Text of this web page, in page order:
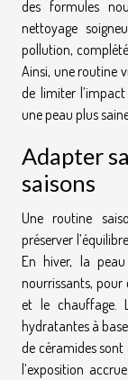
des formules
nettoyage
pollution,
Ainsi, une routine
de limiter
une peau plus
Adapter
saisons
Une routine
préserver
En hiver, la
nourrissants, pour
et le chauffage.
hydratantes à
de céramides sont
l’exposition